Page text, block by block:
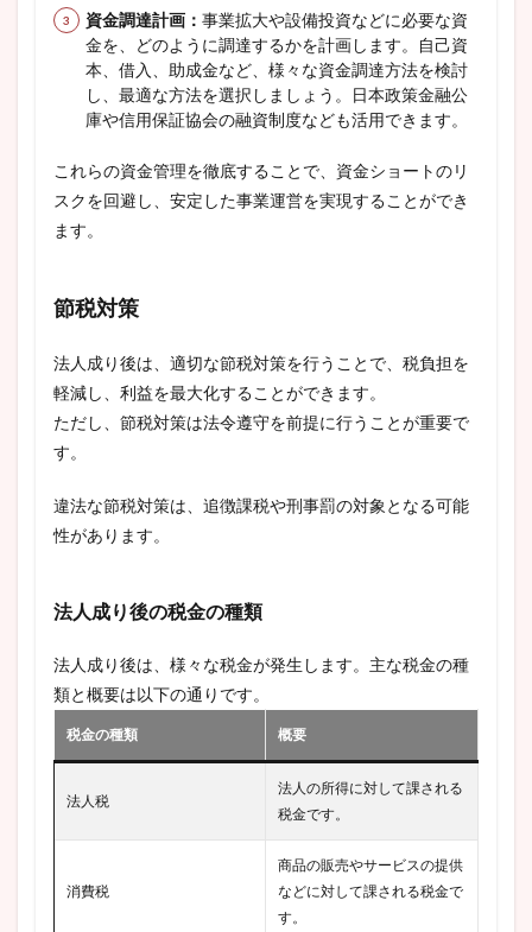
資金調達計画： 事業拡大や設備投資などに必要な資
金を、どのように調達するかを計画します。自己資
本、借入、助成金など、様々な資金調達方法を検討
し、最適な方法を選択しましょう。日本政策金融公
庫や信用保証協会の融資制度なども活用できます。
これらの資金管理を徹底することで、資金ショートのリ
スクを回避し、安定した事業運営を実現することができ
ます。
節税対策
法人成り後は、適切な節税対策を行うことで、税負担を
軽減し、利益を最大化することができます。
ただし、節税対策は法令遵守を前提に行うことが重要で
す。
違法な節税対策は、追徴課税や刑事罰の対象となる可能
性があります。
法人成り後の税金の種類
法人成り後は、様々な税金が発生します。主な税金の種
類と概要は以下の通りです。
税金の種類 概要
法人税
法人の所得に対して課される
税金です。
消費税
商品の販売やサービスの提供
などに対して課される税金で
す。